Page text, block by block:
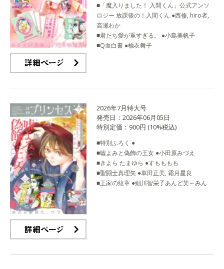
■「魔入りました！ 入間くん」公式アンソ
ロジー 放課後の！入間くん ●西修, hiro者,
高瀬わか
■君たち愛が重すぎる。 ●小島美帆子
■Q血白書 ●楡衣舞子
2026年7月特大号
発売日：2026年06月05日
特別定価：900円 (10%税込)
■特別ふろく ●
■嘘よみと偽飾の王女 ●小田原みづえ
■きよら たまゆら ●すもももも
■聖闘士真理矢 ●車田正美, 霜月星良
■王家の紋章 ●細川智栄子あんど芙～みん